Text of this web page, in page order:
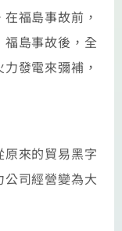
福島事故前，
福島事故後，全
發電來彌補，
來的貿易黑字
司經營變為大